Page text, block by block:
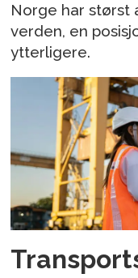
Norge har størst
verden, en
ytterligere.